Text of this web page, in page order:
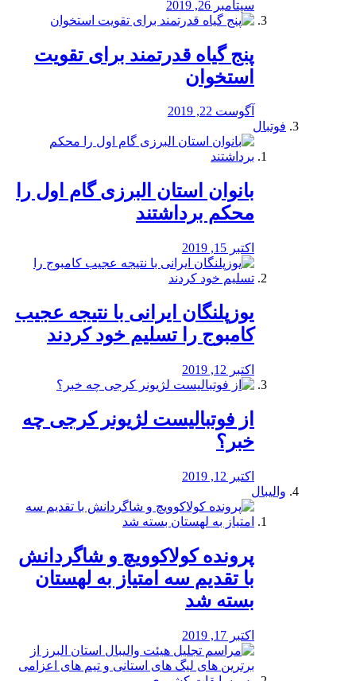
سپتامبر 26, 2019
پنج گیاه قدرتمند برای تقویت
استخوان
آگوست 22, 2019
فوتبال
بانوان استان البرزی گام اول را
محكم برداشتند
اکتبر 15, 2019
یوزپلنگان ایرانی با نتیجه عجیب
کامبوج را تسلیم خود کردند
اکتبر 12, 2019
از فوتبالیست لژیونر کرجی چه
خبر؟
اکتبر 12, 2019
والیبال
پرونده کولاکوویچ و شاگردانش
با تقدیم سه امتیاز به لهستان
بسته شد
اکتبر 17, 2019